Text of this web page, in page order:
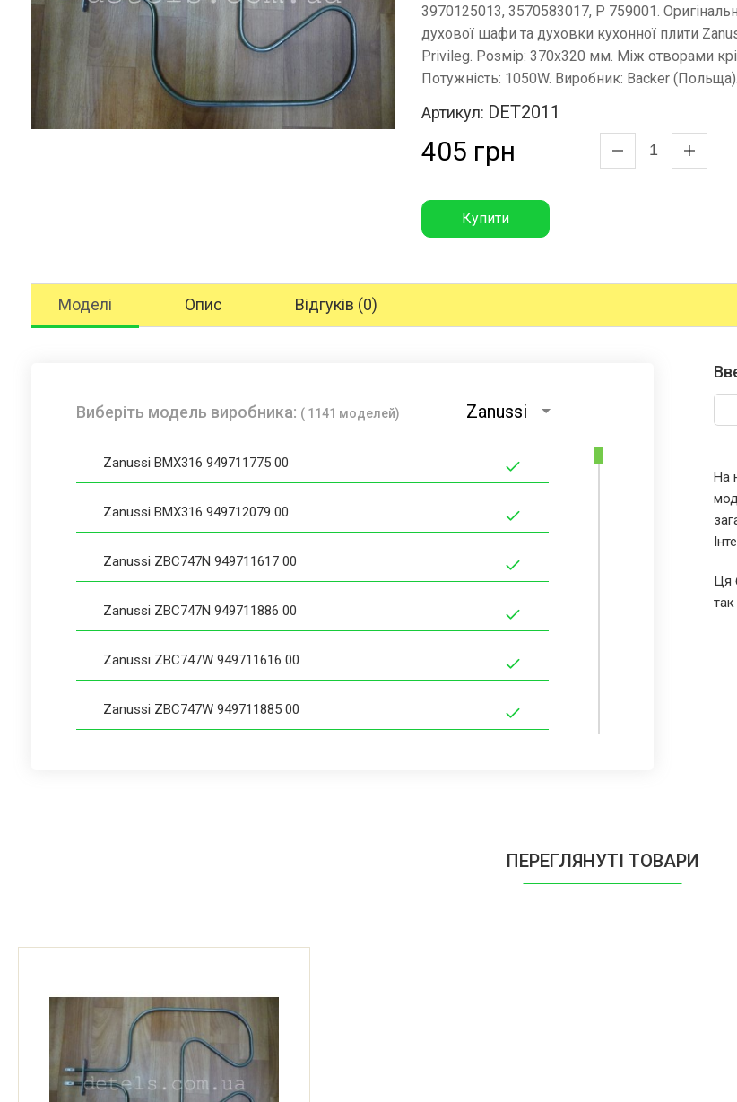
3970125013, 3570583017, P 759001.
духової шафи та духовки кухонної плити
Privileg. Розмір: 370x320 мм. Між отворами
Потужність: 1050W. Виробник: Backer (Польща).
Артикул: DET2011
405 грн
Купити
Моделі Опис Відгуків (0)
Виберіть модель виробника: ( 1141 моделей) Zanussi
Zanussi BMX316 949711775 00
Zanussi BMX316 949712079 00
Zanussi ZBC747N 949711617 00
Zanussi ZBC747N 949711886 00
Zanussi ZBC747W 949711616 00
Zanussi ZBC747W 949711885 00
Zanussi ZBM755N 949711626 00
Zanussi ZBM755N 949711626 01
На
Ця
так
ПЕРЕГЛЯНУТІ ТОВАРИ